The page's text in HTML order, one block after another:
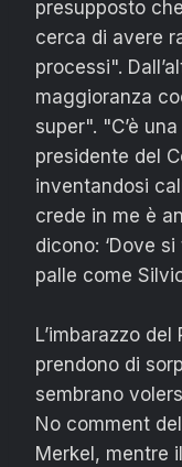
presupposto
cerca di avere
processi".
maggioranza
super". "C’è
presidente del
inventandosi
crede in me è
dicono: ‘Dove
palle come
L’imbarazzo
prendono di
sembrano
No comment
Merkel, mentre